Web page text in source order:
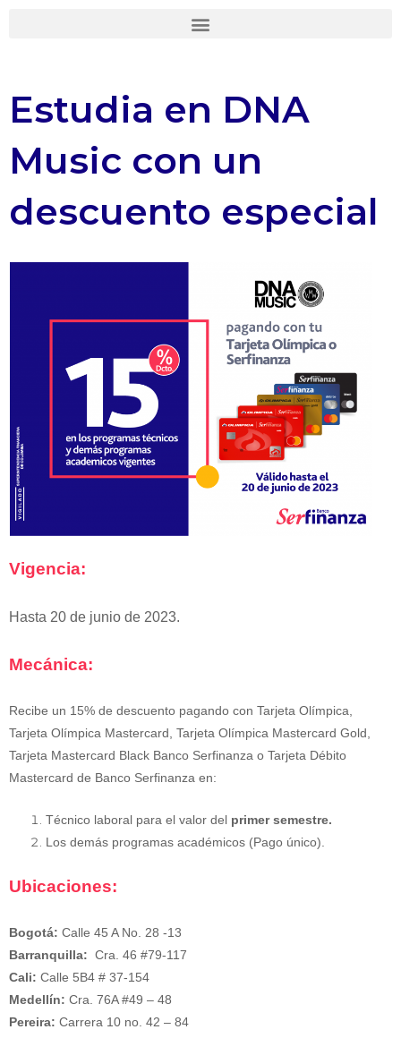
Estudia en DNA
Music con un
descuento especial
Vigencia:
Hasta 20 de junio de 2023.
Mecánica:
Recibe un 15% de descuento pagando con Tarjeta Olímpica,
Tarjeta Olímpica Mastercard, Tarjeta Olímpica Mastercard Gold,
Tarjeta Mastercard Black Banco Serfinanza o Tarjeta Débito
Mastercard de Banco Serfinanza en:
Técnico laboral para el valor del primer semestre.
Los demás programas académicos (Pago único).
Ubicaciones:
Bogotá: Calle 45 A No. 28 -13
Barranquilla: Cra. 46 #79-117
Cali: Calle 5B4 # 37-154
Medellín: Cra. 76A #49 – 48
Pereira: Carrera 10 no. 42 – 84